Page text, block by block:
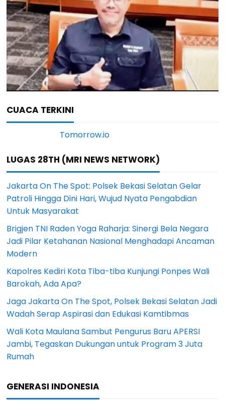
CUACA TERKINI
LUGAS 28TH (MRI NEWS NETWORK)
Jakarta On The Spot: Polsek Bekasi Selatan Gelar
Patroli Hingga Dini Hari, Wujud Nyata Pengabdian
Untuk Masyarakat
Brigjen TNI Raden Yoga Raharja: Sinergi Bela Negara
Jadi Pilar Ketahanan Nasional Menghadapi Ancaman
Modern
Kapolres Kediri Kota Tiba-tiba Kunjungi Ponpes Wali
Barokah, Ada Apa?
Jaga Jakarta On The Spot, Polsek Bekasi Selatan Jadi
Wadah Serap Aspirasi dan Edukasi Kamtibmas
Wali Kota Maulana Sambut Pengurus Baru APERSI
Jambi, Tegaskan Dukungan untuk Program 3 Juta
Rumah
GENERASI INDONESIA